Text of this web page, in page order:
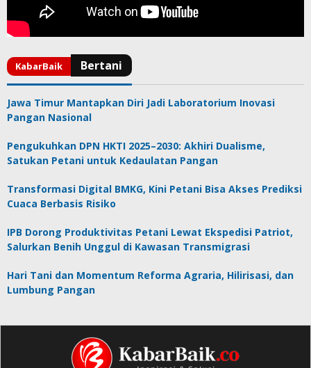
Jawa Timur Mantapkan Diri Jadi Laboratorium Inovasi
Pangan Nasional
Pengukuhkan DPN HKTI 2025–2030: Akhiri Dualisme,
Satukan Petani untuk Kedaulatan Pangan
Transformasi Digital BMKG, Kini Petani Bisa Akses Prediksi
Cuaca Berbasis Risiko
IPB Dorong Produktivitas Petani Lewat Ekspedisi Patriot,
Salurkan Benih Unggul di Kawasan Transmigrasi
Hari Tani dan Momentum Reforma Agraria, Hilirisasi, dan
Lumbung Pangan